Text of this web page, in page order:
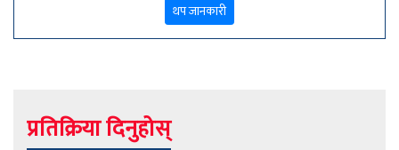
थप जानकारी
प्रतिक्रिया दिनुहोस्